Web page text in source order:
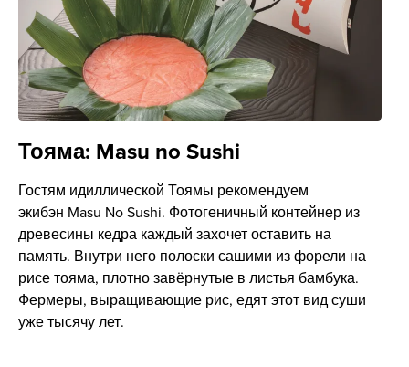
Тояма: Masu no Sushi
Гостям идиллической Тоямы рекомендуем
экибэн Masu No Sushi. Фотогеничный контейнер из
древесины кедра каждый захочет оставить на
память. Внутри него полоски сашими из форели на
рисе тояма, плотно завёрнутые в листья бамбука.
Фермеры, выращивающие рис, едят этот вид суши
уже тысячу лет.